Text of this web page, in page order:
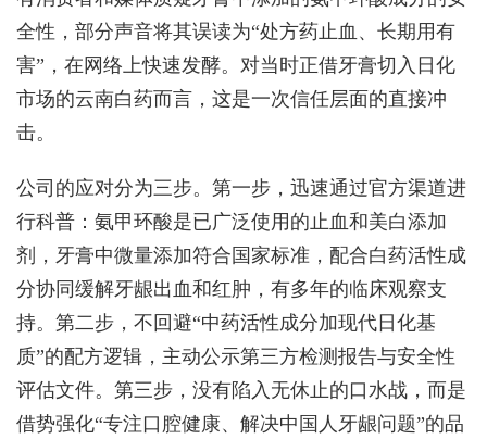
全性，部分声音将其误读为“处方药止血、长期用有
害”，在网络上快速发酵。对当时正借牙膏切入日化
市场的云南白药而言，这是一次信任层面的直接冲
击。
公司的应对分为三步。第一步，迅速通过官方渠道进
行科普：氨甲环酸是已广泛使用的止血和美白添加
剂，牙膏中微量添加符合国家标准，配合白药活性成
分协同缓解牙龈出血和红肿，有多年的临床观察支
持。第二步，不回避“中药活性成分加现代日化基
质”的配方逻辑，主动公示第三方检测报告与安全性
评估文件。第三步，没有陷入无休止的口水战，而是
借势强化“专注口腔健康、解决中国人牙龈问题”的品